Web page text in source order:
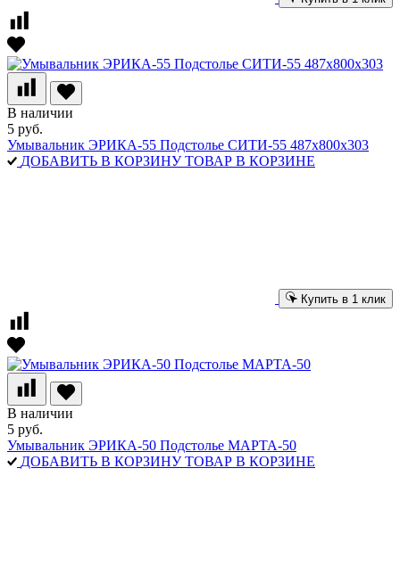
В наличии
5 руб.
Умывальник ЭРИКА-55 Подстолье СИТИ-55 487х800х303
ДОБАВИТЬ В КОРЗИНУ ТОВАР В КОРЗИНЕ
Купить в 1 клик
В наличии
5 руб.
Умывальник ЭРИКА-50 Подстолье МАРТА-50
ДОБАВИТЬ В КОРЗИНУ ТОВАР В КОРЗИНЕ